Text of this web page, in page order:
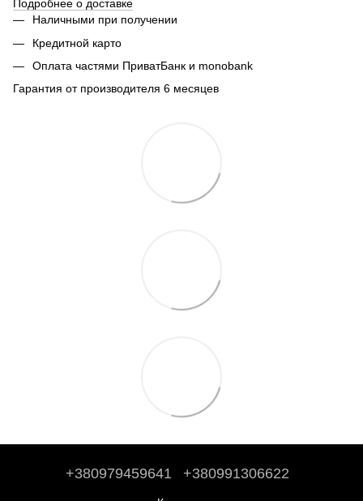
Подробнее о доставке
Наличными при получении
Кредитной карто
Оплата частями ПриватБанк и monobank
Гарантия от производителя 6 месяцев
+380979459641 +380991306622